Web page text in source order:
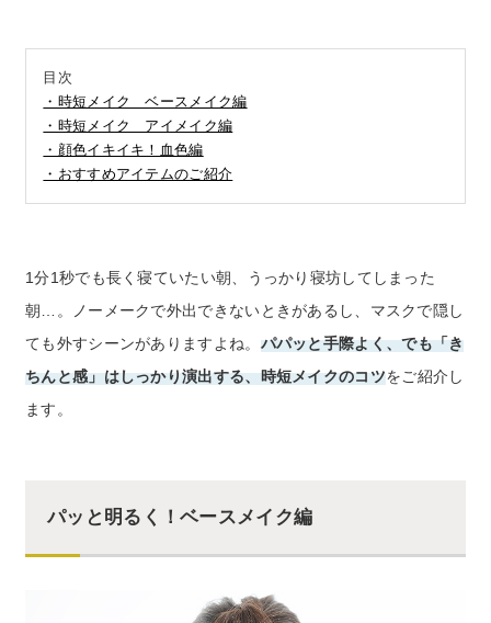
Placenta 100
CNP Laboratory（国内正規品）
PLACENTIST
CLÉSCIENCE Beauté
PURE’D 100 PERFECTION
美肌ステファニー
コンテンツ
目次
・時短メイク ベースメイク編
・時短メイク アイメイク編
・顔色イキイキ！血色編
・おすすめアイテムのご紹介
1分1秒でも長く寝ていたい朝、うっかり寝坊してしまった
朝…。ノーメークで外出できないときがあるし、マスクで隠し
ても外すシーンがありますよね。 パパッと手際よく、でも「き
ちんと感」はしっかり演出する、時短メイクのコツをご紹介し
ます。
パッと明るく！ベースメイク編